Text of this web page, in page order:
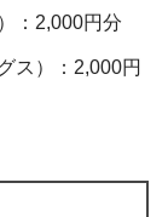
：2,000円分
ス）：2,000円